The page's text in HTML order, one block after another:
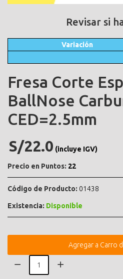
Revisar si
Variación
Fresa Corte
BallNose
CED=2.5mm
S/22.0 (incluye IGV)
Precio en Puntos: 22
Código de Producto: 01438
Existencia: Disponible
Agregar a Carro